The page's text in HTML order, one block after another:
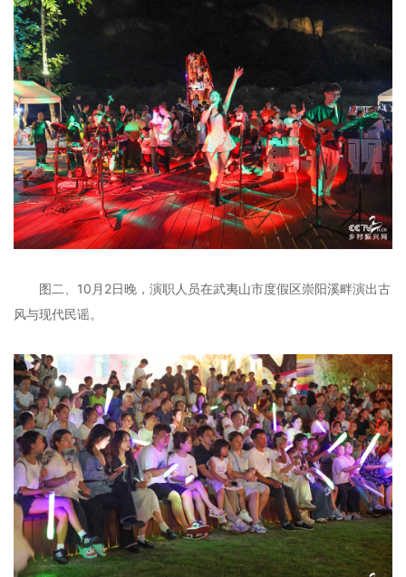
图二、10月2日晚，演职人员在武夷山市度假区崇阳溪畔演出古
风与现代民谣。